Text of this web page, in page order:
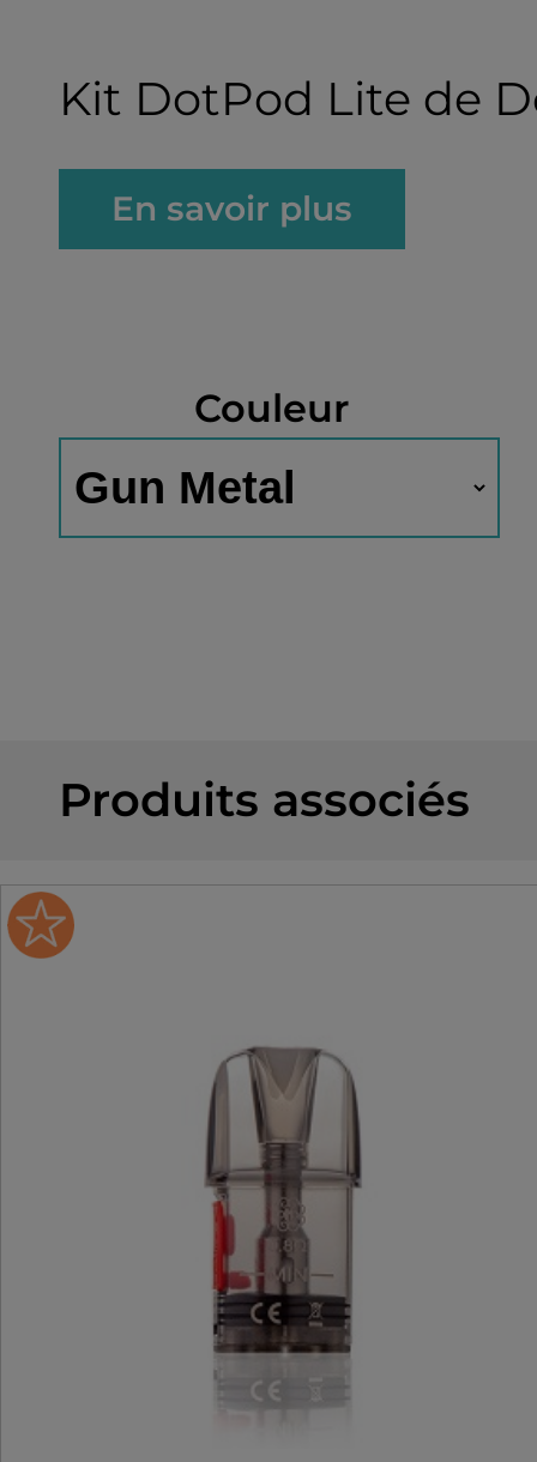
Kit DotPod Lite de
En savoir plus
Couleur
Produits associés